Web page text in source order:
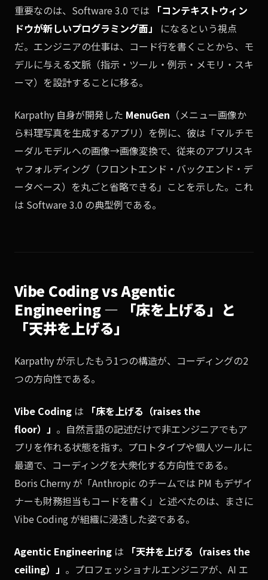
重要なのは、Software 3.0 では
「コンテキストウィン
ドウが新しいプログラミング面」
になるという視点
だ。エンジニアの仕事は、コード行を書くことから、モ
デルに与える文脈（指示・ツール・例示・メモリ・スキ
ーマ）を設計することに移る。
Karpathy 自身が開発した MenuGen （メニュー画像か
ら料理写真を生成するアプリ）を例に、彼は「マルチモ
ーダルモデルへの画像→画像変換で、従来のアプリスキ
ャフォルディング（フロントエンド・バックエンド・デ
ータベース）を丸ごと省略できる」ことを示した。これ
は Software 3.0 の典型例である。
Vibe Coding vs Agentic
Engineering — 「床を上げる」と
「天井を上げる」
Karpathy が示したもう1つの構造が、コーディングの2
つの方向性である。
Vibe Coding は
「床を上げる（raises the
floor）」 。自然言語の記述だけで非エンジニアでもア
プリを作れる状態を指す。プロトタイプや個人ツールに
最適で、コーディングを大衆化する方向性である。
Boris Cherny が「Anthropic のチームでは PM もデザイ
ナーも財務担当もコードを書く」と述べたのは、まさに
Vibe Coding が組織に浸透した姿である。
Agentic Engineering は
「天井を上げる（raises the
ceiling）」 。プロフェッショナルエンジニアが、AI エ